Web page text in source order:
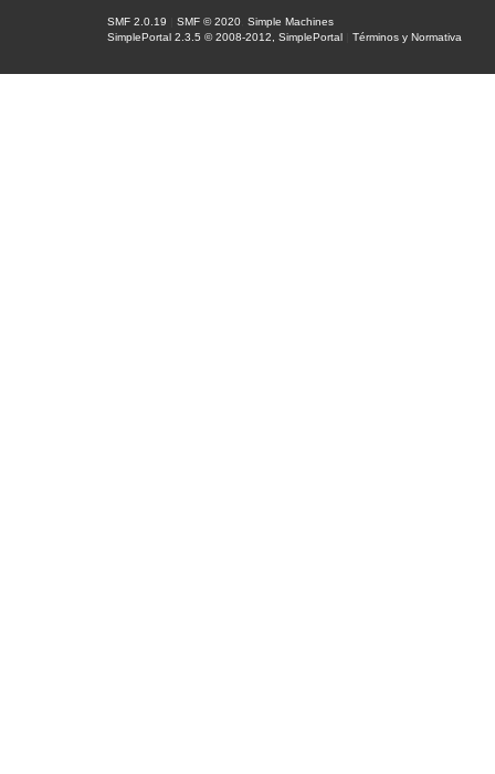
SMF 2.0.19 |SMF © 2020 ,Simple Machines
SimplePortal 2.3.5 © 2008-2012, SimplePortal
|Términos y Normativa